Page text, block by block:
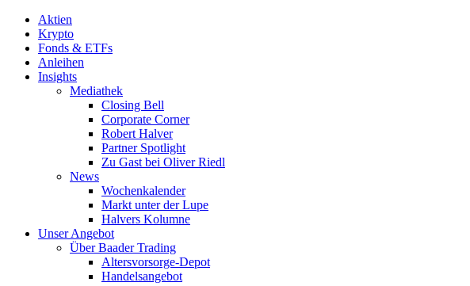
Aktien
Krypto
Fonds & ETFs
Anleihen
Insights
Mediathek
Closing Bell
Corporate Corner
Robert Halver
Partner Spotlight
Zu Gast bei Oliver Riedl
News
Wochenkalender
Markt unter der Lupe
Halvers Kolumne
Unser Angebot
Über Baader Trading
Altersvorsorge-Depot
Handelsangebot